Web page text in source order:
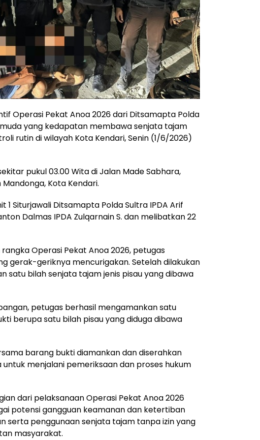
Operasi Pekat Anoa 2026 dari Ditsamapta Polda
yang kedapatan membawa senjata tajam
rutin di wilayah Kota Kendari, Senin (1/6/2026)
pukul 03.00 Wita di Jalan Made Sabhara,
Kota Kendari.
1 Siturjawali Ditsamapta Polda Sultra IPDA Arif
Dalmas IPDA Zulqarnain S. dan melibatkan 22
Operasi Pekat Anoa 2026, petugas
gerak-geriknya mencurigakan. Setelah dilakukan
satu bilah senjata tajam jenis pisau yang dibawa
petugas berhasil mengamankan satu
berupa satu bilah pisau yang diduga dibawa
barang bukti diamankan dan diserahkan
menjalani pemeriksaan dan proses hukum
dari pelaksanaan Operasi Pekat Anoa 2026
potensi gangguan keamanan dan ketertiban
serta penggunaan senjata tajam tanpa izin yang
masyarakat.